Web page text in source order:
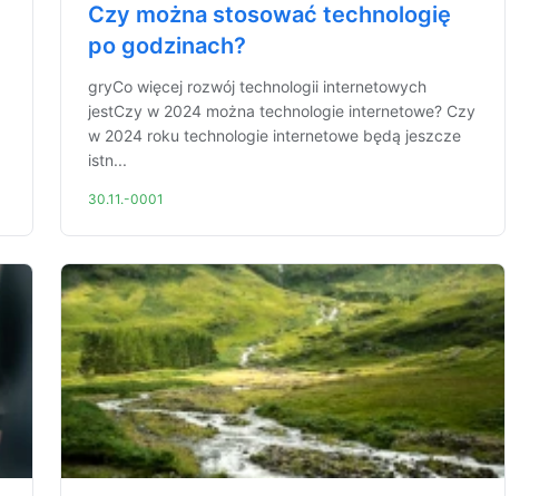
Czy można stosować technologię
po godzinach?
gryCo więcej rozwój technologii internetowych
jestCzy w 2024 można technologie internetowe? Czy
w 2024 roku technologie internetowe będą jeszcze
istn...
30.11.-0001